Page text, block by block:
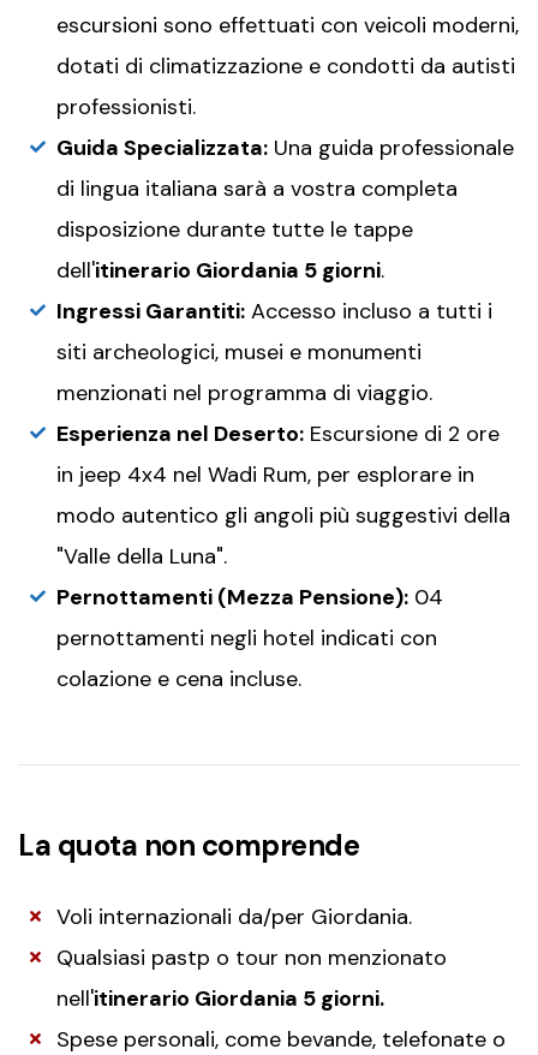
escursioni sono effettuati con veicoli moderni,
dotati di climatizzazione e condotti da autisti
professionisti.
Guida Specializzata: Una guida professionale
di lingua italiana sarà a vostra completa
disposizione durante tutte le tappe
dell'itinerario Giordania 5 giorni.
Ingressi Garantiti: Accesso incluso a tutti i
siti archeologici, musei e monumenti
menzionati nel programma di viaggio.
Esperienza nel Deserto: Escursione di 2 ore
in jeep 4x4 nel Wadi Rum, per esplorare in
modo autentico gli angoli più suggestivi della
"Valle della Luna".
Pernottamenti (Mezza Pensione): 04
pernottamenti negli hotel indicati con
colazione e cena incluse.
La quota non comprende
Voli internazionali da/per Giordania.
Qualsiasi pastp o tour non menzionato
nell'itinerario Giordania 5 giorni.
Spese personali, come bevande, telefonate o